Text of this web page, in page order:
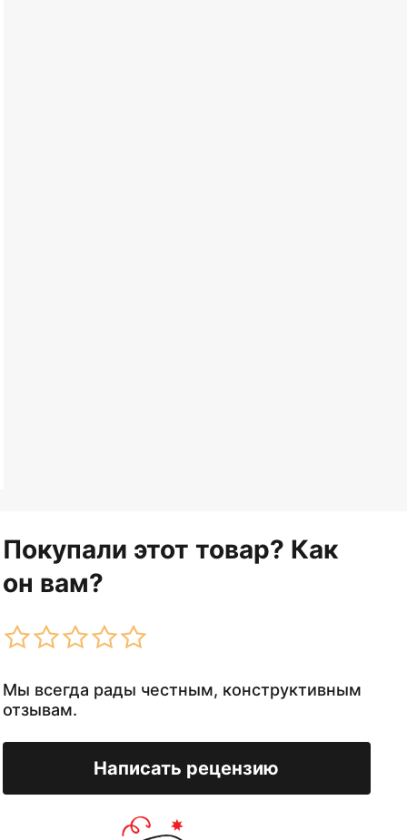
Покупали этот товар? Как
он вам?
Мы всегда рады честным, конструктивным
отзывам.
Написать рецензию